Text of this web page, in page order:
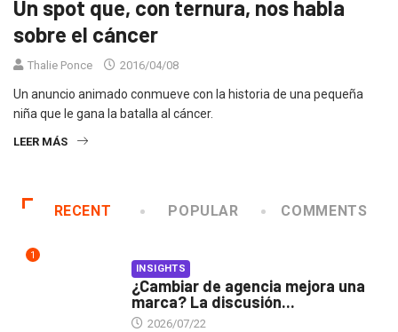
Un spot que, con ternura, nos habla
sobre el cáncer
Thalie Ponce 2016/04/08
Un anuncio animado conmueve con la historia de una pequeña
niña que le gana la batalla al cáncer.
LEER MÁS
RECENT POPULAR COMMENTS
1
INSIGHTS
¿Cambiar de agencia mejora una
marca? La discusión...
2026/07/22